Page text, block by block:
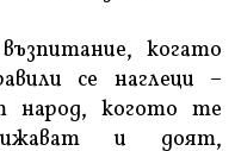
когато
се наглеци –
народ, когото те
и доят,